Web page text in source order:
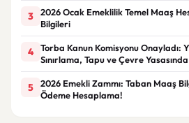
3
2026 Ocak Emeklilik Temel Maaş
Bilgileri
4
Torba Kanun Komisyonu Onayladı:
Sınırlama, Tapu ve Çevre
5
2026 Emekli Zammı: Taban Maaş
Ödeme Hesaplama!